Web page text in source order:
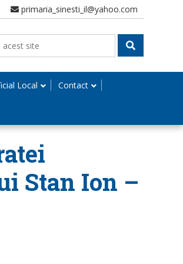
primaria_sinesti_il@yahoo.com
Local Contact
Stan Ion –